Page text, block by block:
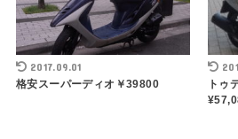
2017.09.01
格安スーパーディオ￥39800
トゥ